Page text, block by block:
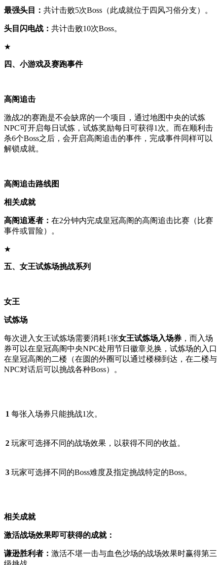
最强头目： 共计击败5次Boss（此成就位于四风习俗分支）。
头目闪电战： 共计击败10次Boss。
★
四、小游戏及赛跑事件
高阁追击
激战2的赛跑是不会缺席的一个项目，通过地图中央的试炼
NPC可开启每日试炼，试炼奖励每日可获得1次。而在顺利击
杀6个Boss之后，会开启高阁追击的事件，完成事件同样可以
解锁成就。
高阁追击路线图
相关成就
高阁追逐者： 在2分钟内完成皇冠高阁的高阁追击比赛（比赛
事件或冒险）。
★
五、女王试炼场挑战系列
女王
试炼场
每次进入女王试炼场需要消耗1张女王试炼场入场券 ，而入场
券可以在皇冠高阁中央NPC处用节日徽章兑换，试炼场的入口
在皇冠高阁的二楼（在圆的外圈可以通过楼梯到达，在二楼与
NPC对话后可以挑战各种Boss）。
1 每张入场券只能挑战1次。
2 玩家可选择不同的战场效果，以获得不同的收益。
3 玩家可选择不同的Boss难度及指定挑战特定的Boss。
相关成就
激活战场效果即可获得的成就：
谦逊胜利者： 激活不堪一击与血色沙场的战场效果时赢得第三